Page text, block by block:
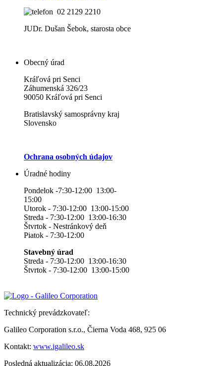
02 2129 2210
JUDr. Dušan Šebok, starosta obce
Obecný úrad
Kráľová pri Senci
Záhumenská 326/23
90050 Kráľová pri Senci
Bratislavský samosprávny kraj
Slovensko
Ochrana osobných údajov
Úradné hodiny
Pondelok -7:30-12:00 13:00-
15:00
Utorok - 7:30-12:00 13:00-15:00
Streda - 7:30-12:00 13:00-16:30
Štvrtok - Nestránkový deň
Piatok - 7:30-12:00
Stavebný úrad
Streda - 7:30-12:00 13:00-16:30
Štvrtok - 7:30-12:00 13:00-15:00
Technický prevádzkovateľ:
Galileo Corporation s.r.o., Čierna Voda 468, 925 06
Kontakt: www.igalileo.sk
Posledná aktualizácia: 06.08.2026